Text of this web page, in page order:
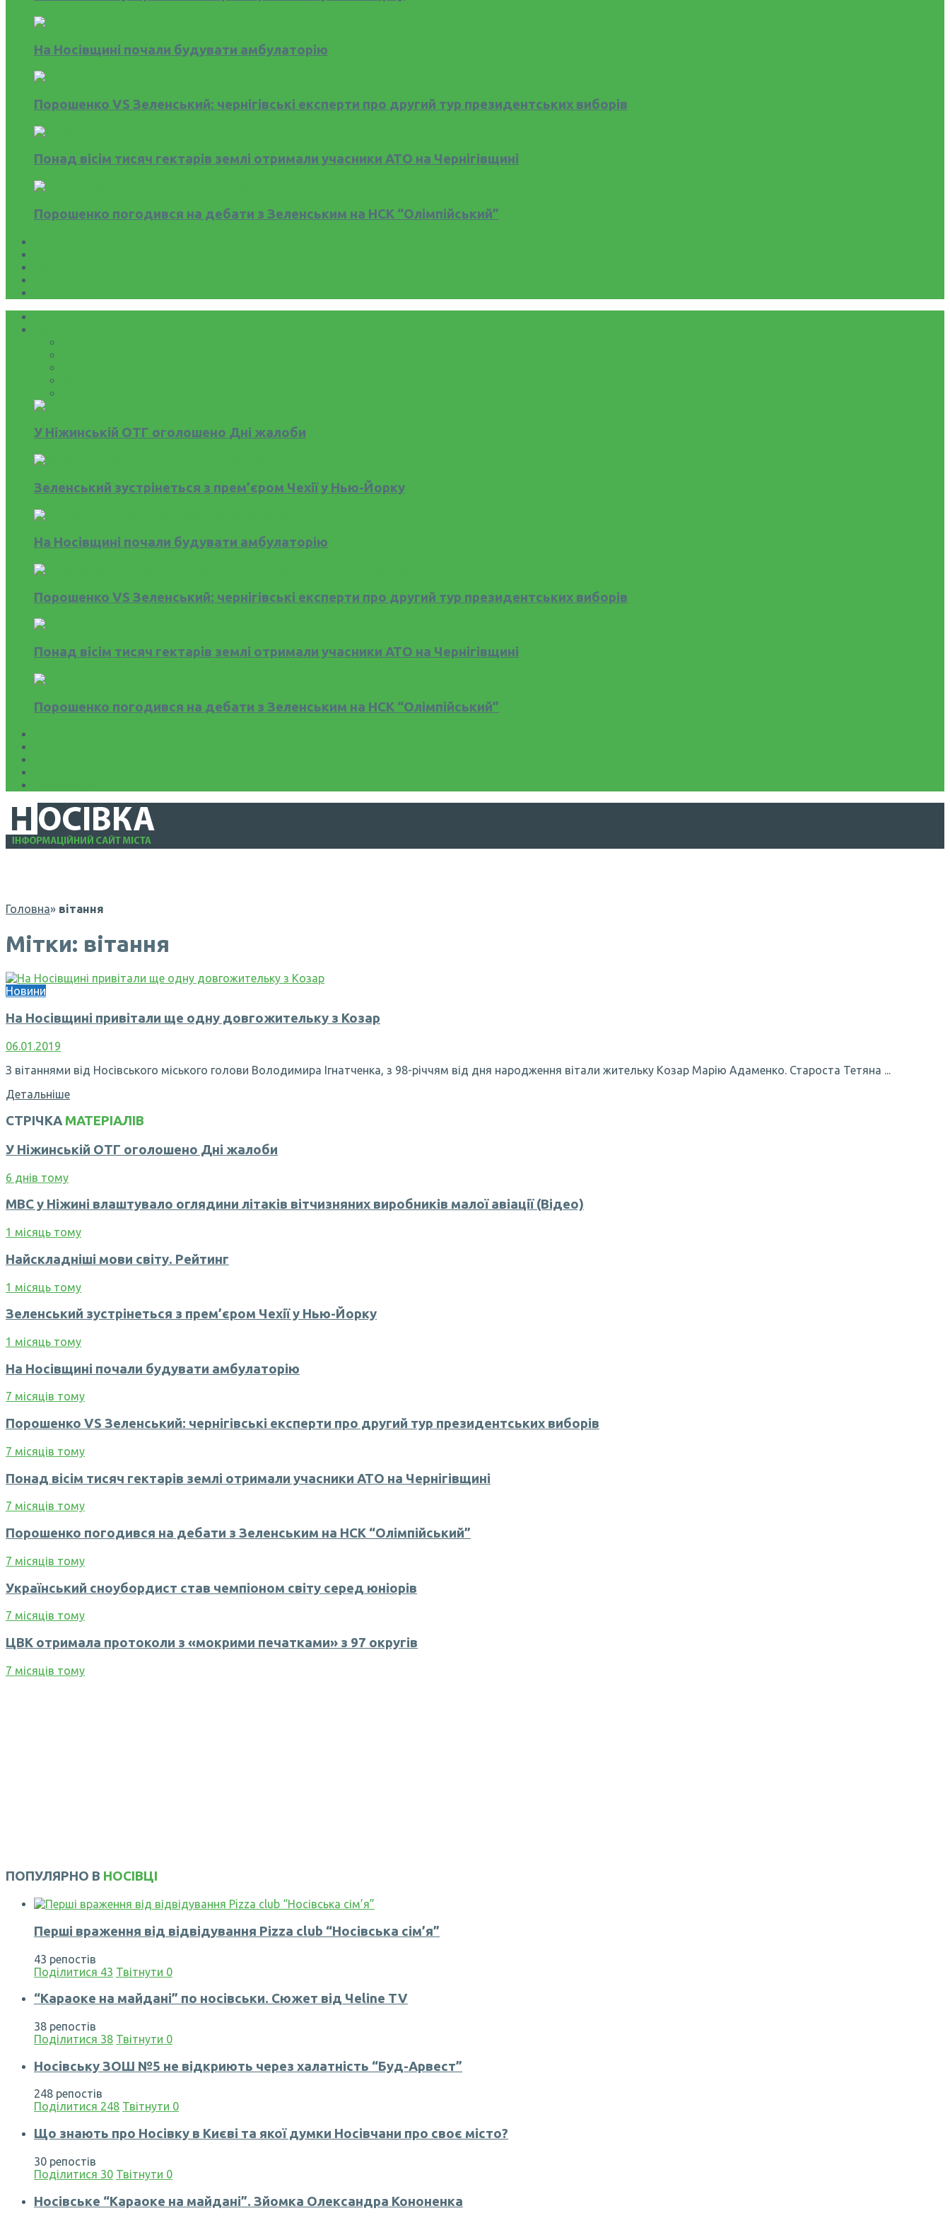
На Носівщині почали будувати амбулаторію
Порошенко VS Зеленський: чернігівські експерти про другий тур президентських виборів
Понад вісім тисяч гектарів землі отримали учасники АТО на Чернігівщині
Порошенко погодився на дебати з Зеленським на НСК “Олімпійський”
У Ніжинській ОТГ оголошено Дні жалоби
Зеленський зустрінеться з прем’єром Чехії у Нью-Йорку
На Носівщині почали будувати амбулаторію
Порошенко VS Зеленський: чернігівські експерти про другий тур президентських виборів
Понад вісім тисяч гектарів землі отримали учасники АТО на Чернігівщині
Порошенко погодився на дебати з Зеленським на НСК “Олімпійський”
Головна» вітання
Мітки: вітання
Новини
На Носівщині привітали ще одну довгожительку з Козар
06.01.2019
З вітаннями від Носівського міського голови Володимира Ігнатченка, з 98-річчям від дня народження вітали жительку Козар Марію Адаменко. Староста Тетяна ...
Детальніше
СТРІЧКА МАТЕРІАЛІВ
У Ніжинській ОТГ оголошено Дні жалоби
6 днів тому
МВС у Ніжині влаштувало оглядини літаків вітчизняних виробників малої авіації (Відео)
1 місяць тому
Найскладніші мови світу. Рейтинг
1 місяць тому
Зеленський зустрінеться з прем’єром Чехії у Нью-Йорку
1 місяць тому
На Носівщині почали будувати амбулаторію
7 місяців тому
Порошенко VS Зеленський: чернігівські експерти про другий тур президентських виборів
7 місяців тому
Понад вісім тисяч гектарів землі отримали учасники АТО на Чернігівщині
7 місяців тому
Порошенко погодився на дебати з Зеленським на НСК “Олімпійський”
7 місяців тому
Український сноубордист став чемпіоном світу серед юніорів
7 місяців тому
ЦВК отримала протоколи з «мокрими печатками» з 97 округів
7 місяців тому
ПОПУЛЯРНО В НОСІВЦІ
Перші враження від відвідування Pizza club “Носівська сім’я”
43 репостів
Поділитися 43 Твітнути 0
“Караоке на майдані” по носівськи. Сюжет від Чеline TV
38 репостів
Поділитися 38 Твітнути 0
Носівську ЗОШ №5 не відкриють через халатність “Буд-Арвест”
248 репостів
Поділитися 248 Твітнути 0
Що знають про Носівку в Києві та якої думки Носівчани про своє місто?
30 репостів
Поділитися 30 Твітнути 0
Носівське “Караоке на майдані”. Зйомка Олександра Кононенка